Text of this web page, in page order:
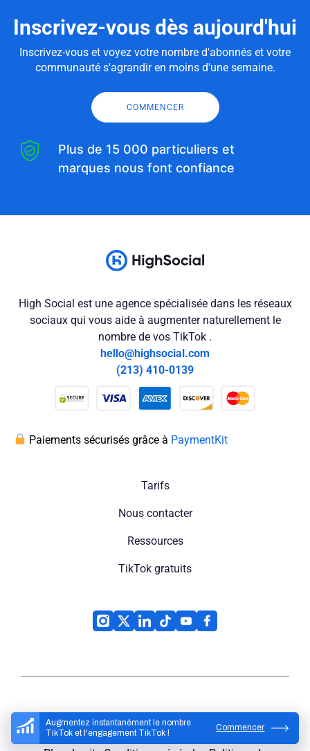
Augmentez instantanément le nombre
TikTok et l'engagement TikTok !
Commencer
Inscrivez-vous dès aujourd'hui
Inscrivez-vous et voyez votre nombre d'abonnés et votre
communauté s'agrandir en moins d'une semaine.
COMMENCER
Plus de 15 000 particuliers et
marques nous font confiance
High Social est une agence spécialisée dans les réseaux
sociaux qui vous aide à augmenter naturellement le
nombre de vos TikTok .
hello@highsocial.com
(213) 410-0139
Paiements sécurisés grâce à PaymentKit
Tarifs
Nous contacter
Ressources
TikTok gratuits
High Social© 2026